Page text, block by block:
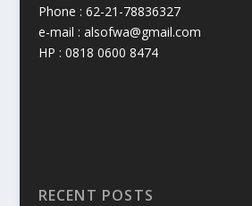
Phone : 62-21-78836327
e-mail : alsofwa@gmail.com
HP : 0818 0600 8474
RECENT POSTS